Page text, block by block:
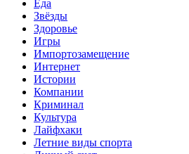
Еда
Звёзды
Здоровье
Игры
Импортозамещение
Интернет
Истории
Компании
Криминал
Культура
Лайфхаки
Летние виды спорта